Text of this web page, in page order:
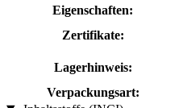
Eigenschaften:
Zertifikate:
Lagerhinweis:
Verpackungsart: